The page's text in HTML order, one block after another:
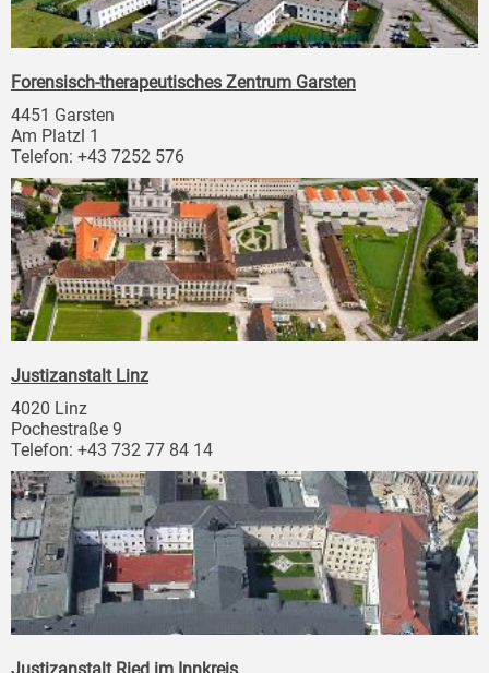
Forensisch-therapeutisches Zentrum Garsten
4451 Garsten
Am Platzl 1
Telefon: +43 7252 576
Justizanstalt Linz
4020 Linz
Pochestraße 9
Telefon: +43 732 77 84 14